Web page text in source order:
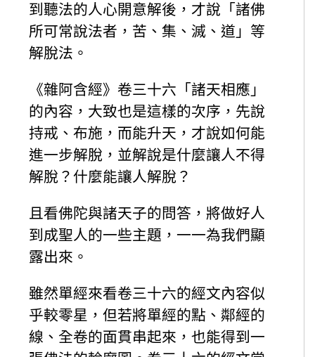
到聽法的人心開意解後，才說「諸佛
所可常說法者，苦、集、滅、道」等
解脫法。
《雜阿含經》卷三十六「諸天相應」
的內容，大致也是這樣的次序，先說
持戒、布施，而能升天，才說如何能
進一步解脫，並解說是什麼讓人不得
解脫？什麼能讓人解脫？
且看佛陀與諸天子的問答，將做好人
到成聖人的一些主題，一一為我們顯
露出來。
雖然單經來看卷三十六的經文內容似
乎較零星，但若將單經的點、鄰經的
線、全卷的面貫串起來，也能得到一